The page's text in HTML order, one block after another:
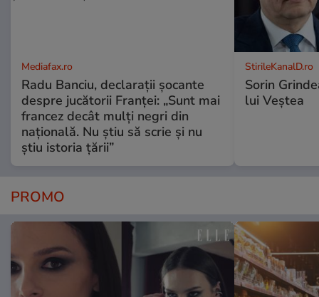
Mediafax.ro
Radu Banciu, declarații șocante
despre jucătorii Franței: „Sunt mai
francez decât mulți negri din
națională. Nu știu să scrie și nu
știu istoria țării”
StirileKanalD.ro
Sorin
lui Veștea
PROMO